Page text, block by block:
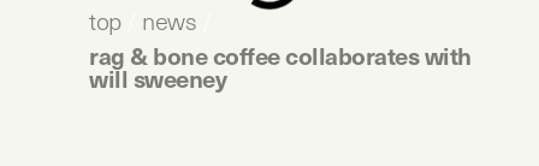
top/ news
rag & bone coffee collaborates with
will sweeney